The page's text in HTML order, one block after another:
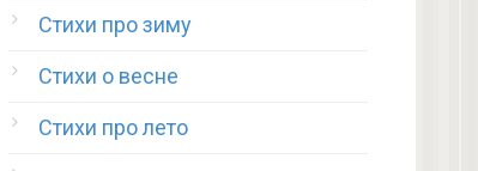
Стихи про зиму
Стихи о весне
Стихи про лето